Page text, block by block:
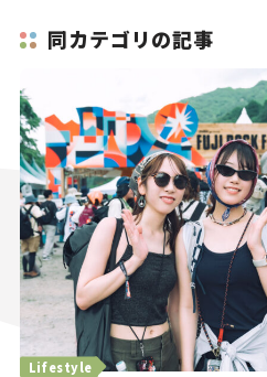
同カテゴリの記事
Lifestyle